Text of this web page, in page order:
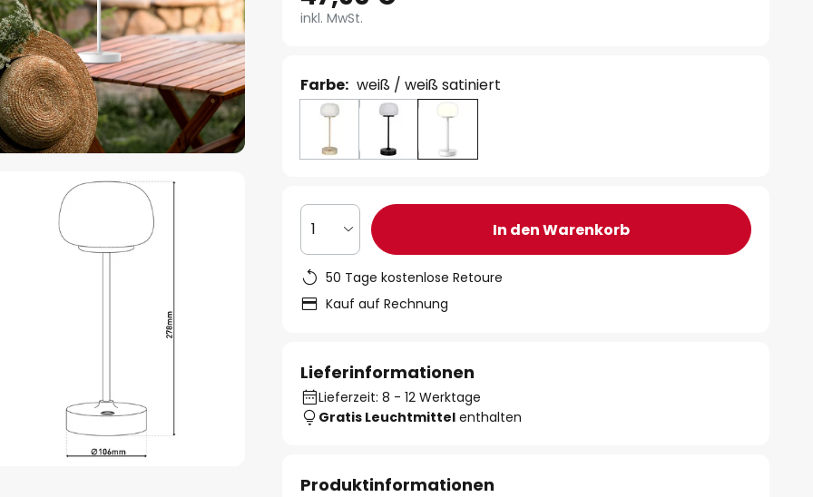
inkl. MwSt.
Farbe: weiß / weiß satiniert
1 In den Warenkorb
50 Tage kostenlose Retoure
Kauf auf Rechnung
Lieferinformationen
Lieferzeit: 8 - 12 Werktage
Gratis Leuchtmittel enthalten
Produktinformationen